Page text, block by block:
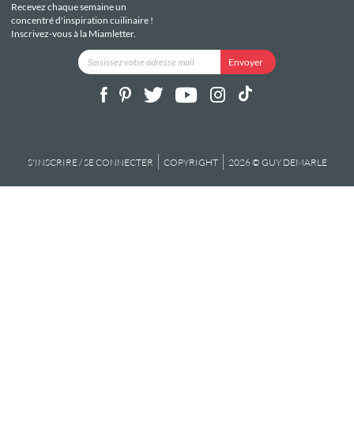
Recevez chaque semaine un
concentré d'inspiration cuilinaire !
Inscrivez-vous à la Miamletter.
S'INSCRIRE / SE CONNECTER COPYRIGHT 2026 © GUY DEMARLE